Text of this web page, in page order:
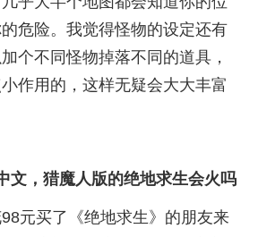
危险。我觉得怪物的设定还有
个不同怪物掉落不同的道具，
作用的，这样无疑会大大丰富
文，猎魔人版的绝地求生会火吗
元买了《绝地求生》的朋友来